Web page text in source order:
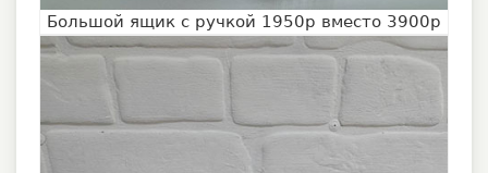
Большой ящик с ручкой 1950р вместо 3900р